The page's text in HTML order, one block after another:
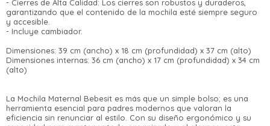
- Cierres de Alta Calidad: Los cierres son robustos y duraderos,
garantizando que el contenido de la mochila esté siempre seguro
y accesible.
- Incluye cambiador.
Dimensiones: 39 cm (ancho) x 18 cm (profundidad) x 37 cm (alto)
Dimensiones internas: 36 cm (ancho) x 17 cm (profundidad) x 34 cm
(alto)
La Mochila Maternal Bebesit es más que un simple bolso; es una
herramienta esencial para padres modernos que valoran la
eficiencia sin renunciar al estilo. Con su diseño ergonómico y su
cuotas y sin tocar tu
Celular
Fecha de nacimiento
Continuar
¡Tenés hasta
Elegí tus productos preferidos
Elegís Pago Después como metodo
puede variar por comercio
Ups!
Parece que no tenes oferta, lamentamos el
inconveniente, por cualquier duda
contactanos en
preguntas@pagodespues.com.uy